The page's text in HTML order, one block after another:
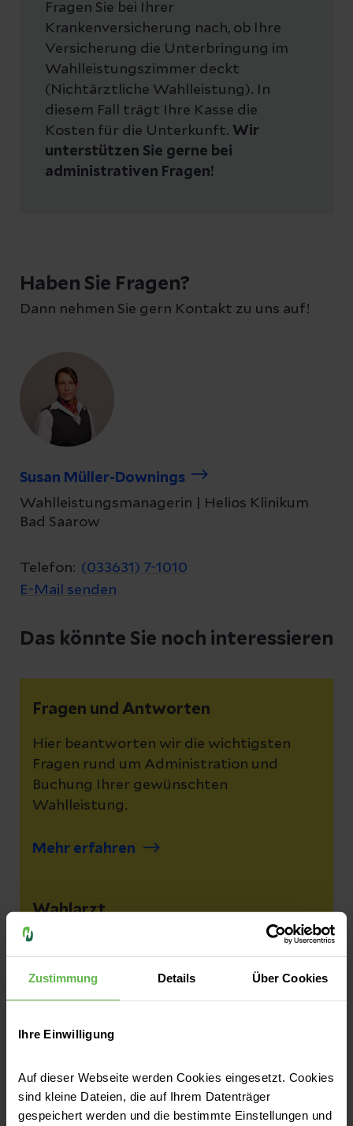
Zustimmung Details Über Cookies
Ihre Einwilligung
Auf dieser Webseite werden Cookies eingesetzt. Cookies
sind kleine Dateien, die auf Ihrem Datenträger
gespeichert werden und die bestimmte Einstellungen und
Fragen Sie bei Ihrer
Krankenversicherung nach, ob Ihre
Versicherung die Unterbringung im
Wahlleistungszimmer deckt
(Nichtärztliche Wahlleistung). In
diesem Fall trägt Ihre Kasse die
Kosten für die Unterkunft. Wir
unterstützen Sie gerne bei
administrativen Fragen!
Haben Sie Fragen?
Dann nehmen Sie gern Kontakt zu uns auf!
Susan Müller-Downings
Wahlleistungsmanagerin | Helios Klinikum
Bad Saarow
Telefon: (033631) 7-1010
E-Mail senden
Das könnte Sie noch interessieren
Fragen und Antworten
Hier beantworten wir die wichtigsten
Fragen rund um Administration und
Buchung Ihrer gewünschten
Wahlleistung.
Mehr erfahren
Wahlarzt
Neben der Unterbringung können Sie
hinzubuchen.
Anfahrt und Parken